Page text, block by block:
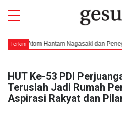
Terkini
Atom Hantam Nagasaki dan Penegasan
HUT Ke-53 PDI
Teruslah Jadi Rumah
Aspirasi Rakyat dan